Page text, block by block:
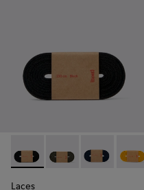
Laces - KL00002-001 -
Laces - KL00002-
Laces -
Laces